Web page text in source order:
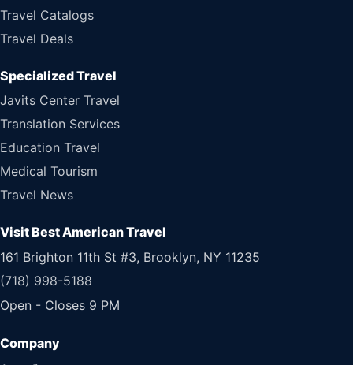
Travel Catalogs
Travel Deals
Specialized Travel
Javits Center Travel
Translation Services
Education Travel
Medical Tourism
Travel News
Visit Best American Travel
161 Brighton 11th St #3, Brooklyn, NY 11235
(718) 998-5188
Open - Closes 9 PM